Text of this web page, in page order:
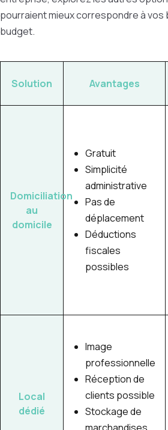
pourraient mieux correspondre à vos
budget.
Solution Avantages
Domiciliation
au
domicile
Gratuit
Simplicité
administrative
Pas de
déplacement
Déductions
fiscales
possibles
Local
dédié
Image
professionnelle
Réception de
clients possible
Stockage de